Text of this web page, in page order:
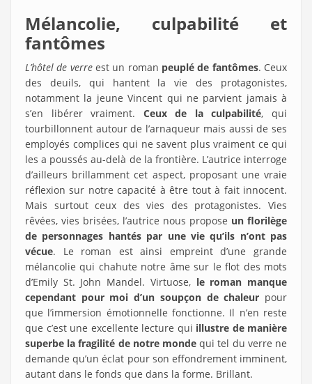
Mélancolie, culpabilité et
fantômes
L’hôtel de verreest un roman peuplé de fantômes. Ceux
des deuils, qui hantent la vie des protagonistes,
notamment la jeune Vincent qui ne parvient jamais à
s’en libérer vraiment. Ceux de la culpabilité, qui
tourbillonnent autour de l’arnaqueur mais aussi de ses
employés complices qui ne savent plus vraiment ce qui
les a poussés au-delà de la frontière. L’autrice interroge
d’ailleurs brillamment cet aspect, proposant une vraie
réflexion sur notre capacité à être tout à fait innocent.
Mais surtout ceux des vies des protagonistes. Vies
rêvées, vies brisées, l’autrice nous propose un florilège
de personnages hantés par une vie qu’ils n’ont pas
vécue. Le roman est ainsi empreint d’une grande
mélancolie qui chahute notre âme sur le flot des mots
d’Emily St. John Mandel. Virtuose, le roman manque
cependant pour moi d’un soupçon de chaleur pour
que l’immersion émotionnelle fonctionne. Il n’en reste
que c’est une excellente lecture qui illustre de manière
superbe la fragilité de notre monde qui tel du verre ne
demande qu’un éclat pour son effondrement imminent,
autant dans le fonds que dans la forme. Brillant.